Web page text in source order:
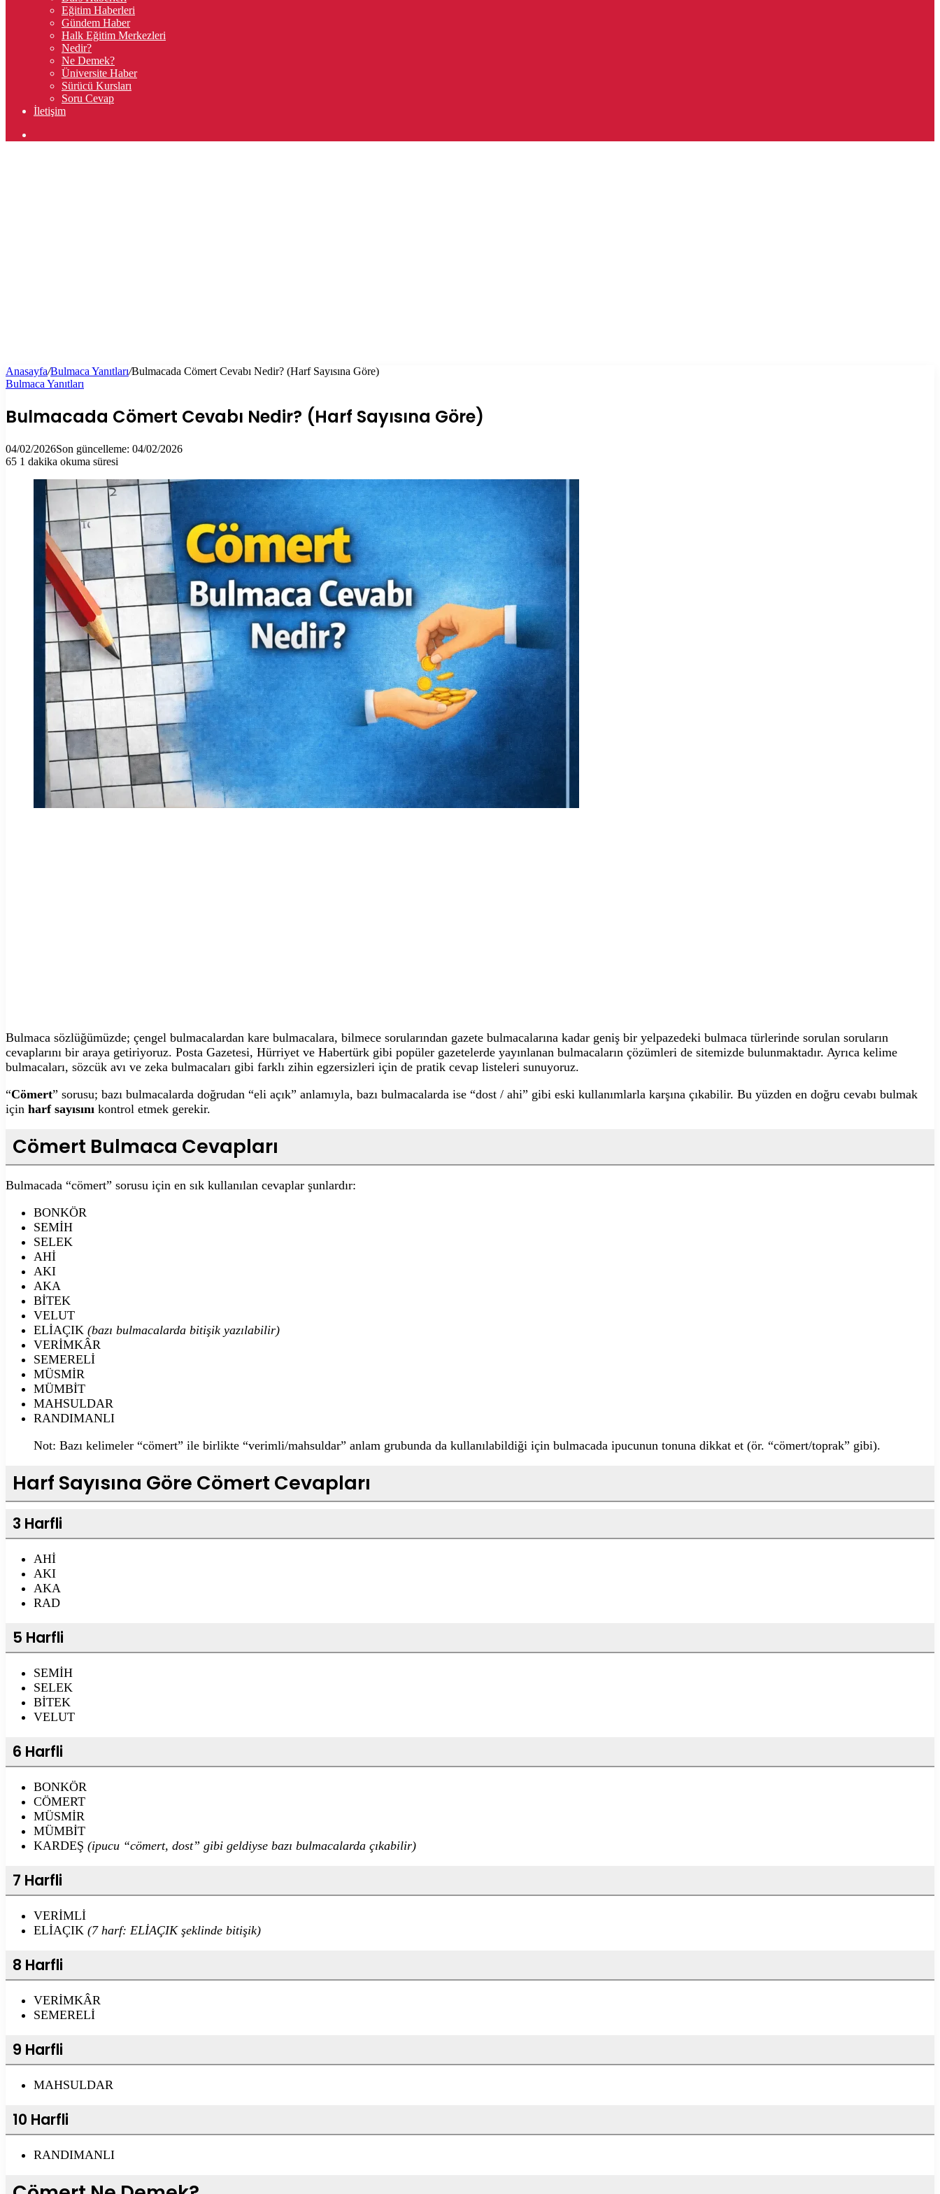
Eğitim Haberleri
Gündem Haber
Halk Eğitim Merkezleri
Nedir?
Ne Demek?
Üniversite Haber
Sürücü Kursları
Soru Cevap
İletişim
Anasayfa/Bulmaca Yanıtları/Bulmacada Cömert Cevabı Nedir? (Harf Sayısına Göre)
Bulmaca Yanıtları
Bulmacada Cömert Cevabı Nedir? (Harf Sayısına Göre)
04/02/2026Son güncelleme: 04/02/2026
65 1 dakika okuma süresi
Bulmaca sözlüğümüzde; çengel bulmacalardan kare bulmacalara, bilmece sorularından gazete bulmacalarına kadar geniş bir yelpazedeki bulmaca türlerinde sorulan soruların
cevaplarını bir araya getiriyoruz. Posta Gazetesi, Hürriyet ve Habertürk gibi popüler gazetelerde yayınlanan bulmacaların çözümleri de sitemizde bulunmaktadır. Ayrıca kelime
bulmacaları, sözcük avı ve zeka bulmacaları gibi farklı zihin egzersizleri için de pratik cevap listeleri sunuyoruz.
“Cömert” sorusu; bazı bulmacalarda doğrudan “eli açık” anlamıyla, bazı bulmacalarda ise “dost / ahi” gibi eski kullanımlarla karşına çıkabilir. Bu yüzden en doğru cevabı bulmak
için harf sayısını kontrol etmek gerekir.
Cömert Bulmaca Cevapları
Bulmacada “cömert” sorusu için en sık kullanılan cevaplar şunlardır:
BONKÖR
SEMİH
SELEK
AHİ
AKI
AKA
BİTEK
VELUT
ELİAÇIK (bazı bulmacalarda bitişik yazılabilir)
VERİMKÂR
SEMERELİ
MÜSMİR
MÜMBİT
MAHSULDAR
RANDIMANLI
Not: Bazı kelimeler “cömert” ile birlikte “verimli/mahsuldar” anlam grubunda da kullanılabildiği için bulmacada ipucunun tonuna dikkat et (ör. “cömert/toprak” gibi).
Harf Sayısına Göre Cömert Cevapları
3 Harfli
AHİ
AKI
AKA
RAD
5 Harfli
SEMİH
SELEK
BİTEK
VELUT
6 Harfli
BONKÖR
CÖMERT
MÜSMİR
MÜMBİT
KARDEŞ (ipucu “cömert, dost” gibi geldiyse bazı bulmacalarda çıkabilir)
7 Harfli
VERİMLİ
ELİAÇIK (7 harf: ELİAÇIK şeklinde bitişik)
8 Harfli
VERİMKÂR
SEMERELİ
9 Harfli
MAHSULDAR
10 Harfli
RANDIMANLI